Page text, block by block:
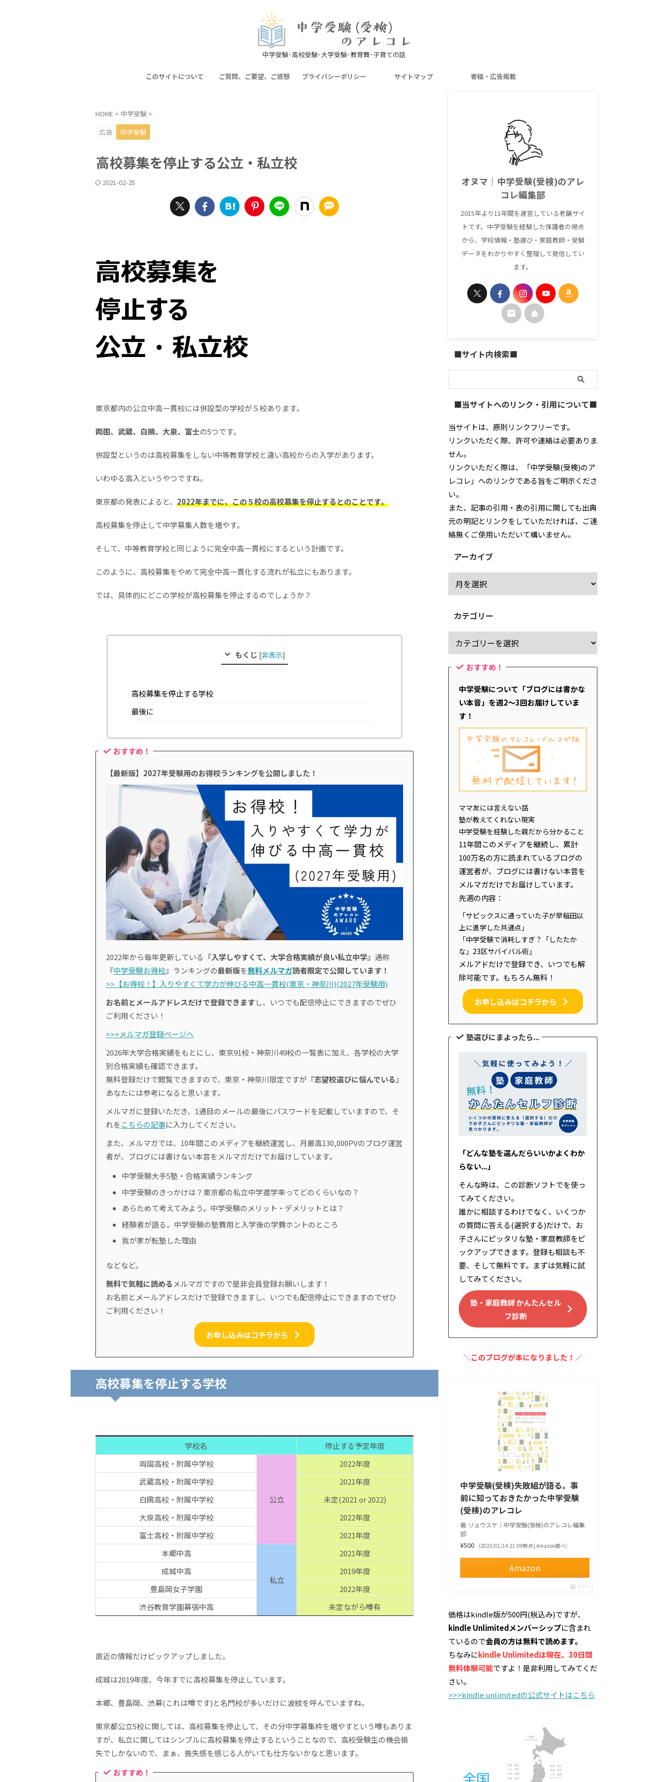
中学受験･高校受験･大学受験･教育費･子育ての話
このサイトについて ご質問、ご要望、ご感想 プライバシーポリシー サイトマップ 寄稿・広告掲載
HOME > 中学受験 >
広告
中学受験
高校募集を停止する公立・私立校
2021-02-25
東京都内の公立中高一貫校には併設型の学校が５校あります。
両国、武蔵、白鴎、大泉、富士の5つです。
併設型というのは高校募集をしない中等教育学校と違い高校からの入学があります。
いわゆる高入というやつですね。
東京都の発表によると、 2022年までに、この５校の高校募集を停止するとのことです。
高校募集を停止して中学募集人数を増やす。
そして、中等教育学校と同じように完全中高一貫校にするという計画です。
このように、高校募集をやめて完全中高一貫化する流れが私立にもあります。
では、具体的にどこの学校が高校募集を停止するのでしょうか？
もくじ [非表示]
高校募集を停止する学校
最後に
おすすめ！
【最新版】2027年受験用のお得校ランキングを公開しました！
2022年から毎年更新している 『入学しやすくて、大学合格実績が良い私立中学』 通称
『中学受験お得校』ランキングの最新版を無料メルマガ読者限定で公開しています！
>>【お得校！】入りやすくて学力が伸びる中高一貫校(東京・神奈川)(2027年受験用)
お名前とメールアドレスだけで登録できますし、いつでも配信停止にできますのでぜひ
ご利用ください！
>>>メルマガ登録ページへ
2026年大学合格実績をもとにし、東京91校・神奈川49校の一覧表に加え、各学校の大学
別合格実績も確認できます。
無料登録だけで閲覧できますので、東京・神奈川限定ですが『志望校選びに悩んでいる 』
あなたには参考になると思います。
メルマガに登録いただき、1通目のメールの最後にパスワードを記載していますので、そ
れをこちらの記事に入力してください。
また、メルマガでは、10年間このメディアを継続運営し、月最高130,000PVのブログ運営
者が、ブログには書けない本音をメルマガだけでお届けしています。
中学受験大手5塾・合格実績ランキング
中学受験のきっかけは？東京都の私立中学進学率ってどのくらいなの？
あらためて考えてみよう。中学受験のメリット・デメリットとは？
経験者が語る。中学受験の塾費用と入学後の学費ホントのところ
我が家が転塾した理由
などなど。
無料で気軽に読める メルマガですので是非会員登録お願いします！
お名前とメールアドレスだけで登録できますし、いつでも配信停止にできますのでぜひ
ご利用ください！
お申し込みはコチラから
高校募集を停止する学校
学校名
停止する予定年度
両国高校・附属中学校
公立
2022年度
武蔵高校・附属中学校
2021年度
白鴎高校・附属中学校
未定(2021 or 2022)
大泉高校・附属中学校
2022年度
富士高校・附属中学校
2021年度
本郷中高
私立
2021年度
成城中高
2019年度
豊島岡女子学園
2022年度
渋谷教育学園幕張中高
未定ながら噂有
直近の情報だけピックアップしました。
成城は2019年度、今年すでに高校募集を停止しています。
本郷、豊島岡、渋幕(これは噂です)と名門校が多いだけに波紋を呼んでいますね。
東京都公立5校に関しては、高校募集を停止して、その分中学募集枠を増やすという噂もありま
すが、私立に関してはシンプルに高校募集を停止するということなので、高校受験生の機会損
失でしかないので、まぁ、喪失感を感じる人がいても仕方ないかなと思います。
おすすめ！
オヌマ｜中学受験(受検)のアレ
コレ編集部
2015年より11年間を運営している老舗サイ
トです。中学受験を経験した保護者の視点
から、学校情報・塾選び・家庭教師・受験
データをわかりやすく整理して発信してい
ます。
■サイト内検索■
■当サイトへのリンク・引用について■
当サイトは、原則リンクフリーです。
リンクいただく際、許可や連絡は必要ありま
せん。
リンクいただく際は、「中学受験(受検)のア
レコレ」へのリンクである旨をご明示くださ
い。
また、記事の引用・表の引用に関しても出典
元の明記とリンクをしていただければ、ご連
絡無くご使用いただいて構いません。
アーカイブ
カテゴリー
おすすめ！
中学受験について「ブログには書かな
い本音」を週2～3回お届けしていま
す！
ママ友には言えない話
塾が教えてくれない現実
中学受験を経験した親だから分かること
11年間このメディアを継続し、累計
100万名の方に読まれているブログの
運営者が、ブログには書けない本音を
メルマガだけでお届けしています。
先週の内容：
「サピックスに通っていた子が早稲田以
上に進学した共通点」
「中学受験で消耗しすぎ？「したたか
な」23区サバイバル術」
メルアドだけで登録でき、いつでも解
除可能です。もちろん無料！
お申し込みはコチラから
塾選びにまよったら...
「どんな塾を選んだらいいかよくわか
らない...」
そんな時は、この診断ソフトでを使っ
てみてください。
誰かに相談するわけでなく、いくつか
の質問に答える(選択する)だけで、お
子さんにピッタリな塾・家庭教師をピ
ックアップできます。登録も相談も不
要、そして無料です。まずは気軽に試
してみてください。
塾・家庭教師 かんたんセル
フ診断
╲このブログが本になりました！／
中学受験(受検)失敗組が語る。事
前に知っておきたかった中学受験
(受検)のアレコレ
著:リョウスケ｜中学受験(受検)のアレコレ編集
部
¥500 （2025/01/14 21:09時点 | Amazon調べ）
Amazon
ポチップ
価格はkindle版が500円(税込み)ですが、
kindle Unlimitedメンバーシップに含まれ
ているので会員の方は無料で読めます。
ちなみにkindle Unlimitedは現在、30日間
無料体験可能ですよ！是非利用してみてくだ
さい。
>>>kindle unlimitedの公式サイトはこちら